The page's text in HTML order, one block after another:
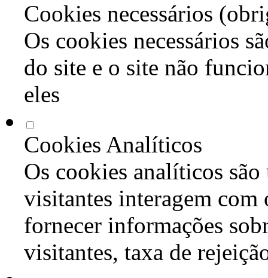
Cookies necessários
Os cookies necessários
do site e o site não
eles
Cookies Analíticos
Os cookies analíticos são
visitantes interagem com
fornecer informações
visitantes, taxa de